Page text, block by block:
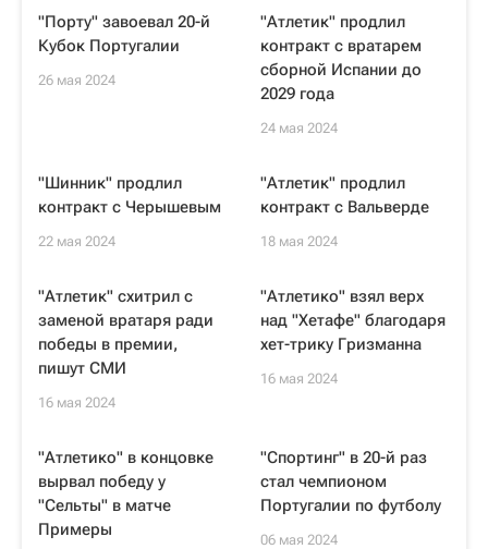
"Порту" завоевал 20-й
Кубок Португалии
26 мая 2024
"Атлетик" продлил
контракт с вратарем
сборной Испании до
2029 года
24 мая 2024
"Шинник" продлил
контракт с Черышевым
22 мая 2024
"Атлетик" продлил
контракт с Вальверде
18 мая 2024
"Атлетик" схитрил с
заменой вратаря ради
победы в премии,
пишут СМИ
16 мая 2024
"Атлетико" взял верх
над "Хетафе" благодаря
хет-трику Гризманна
16 мая 2024
"Атлетико" в концовке
вырвал победу у
"Сельты" в матче
Примеры
"Спортинг" в 20-й раз
стал чемпионом
Португалии по футболу
06 мая 2024